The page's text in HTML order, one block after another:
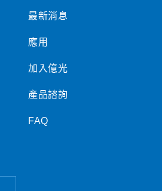
最新消息
應用
加入億光
產品諮詢
FAQ